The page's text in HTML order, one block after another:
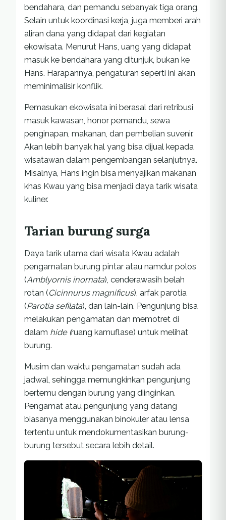
bendahara, dan pemandu sebanyak tiga orang.
Selain untuk koordinasi kerja, juga memberi arah
aliran dana yang didapat dari kegiatan
ekowisata. Menurut Hans, uang yang didapat
masuk ke bendahara yang ditunjuk, bukan ke
Hans. Harapannya, pengaturan seperti ini akan
meminimalisir konflik.
Pemasukan ekowisata ini berasal dari retribusi
masuk kawasan, honor pemandu, sewa
penginapan, makanan, dan pembelian suvenir.
Akan lebih banyak hal yang bisa dijual kepada
wisatawan dalam pengembangan selanjutnya.
Misalnya, Hans ingin bisa menyajikan makanan
khas Kwau yang bisa menjadi daya tarik wisata
kuliner.
Tarian burung surga
Daya tarik utama dari wisata Kwau adalah
pengamatan burung pintar atau namdur polos
(Amblyornis inornata), cenderawasih belah
rotan (Cicinnurus magnificus), arfak parotia
(Parotia sefilata), dan lain-lain. Pengunjung bisa
melakukan pengamatan dan memotret di
dalam hide (ruang kamuflase) untuk melihat
burung.
Musim dan waktu pengamatan sudah ada
jadwal, sehingga memungkinkan pengunjung
bertemu dengan burung yang diinginkan.
Pengamat atau pengunjung yang datang
biasanya menggunakan binokuler atau lensa
tertentu untuk mendokumentasikan burung-
burung tersebut secara lebih detail.